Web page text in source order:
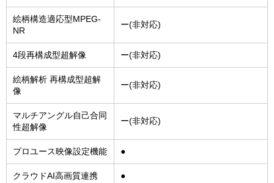
絵柄構造適応型MPEG-
NR
ー(非対応)
4段再構成型超解像 ー(非対応)
絵柄解析 再構成型超解
像
ー(非対応)
マルチアングル自己合同
性超解像
ー(非対応)
プロユース映像設定機能 ●
クラウドAI高画質連携 ●